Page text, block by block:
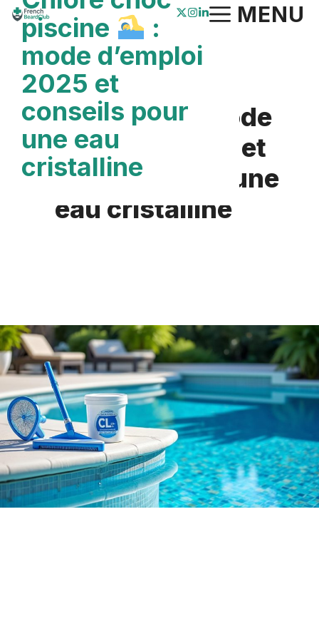
Aller
contenu
MENU
Chlore choc
piscine
: mode
d’emploi 2025 et
conseils pour une
eau cristalline
piscine
:
mode d’emploi
2025 et
conseils pour
une eau
cristalline